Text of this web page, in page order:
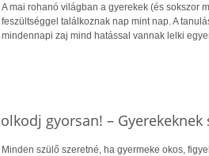
A mai rohanó világban a gyerekek (és sokszor
feszültséggel találkoznak nap mint nap. A
mindennapi zaj mind hatással vannak lelki
gyorsan! –
Minden szülő szeretné, ha gyermeke okos,